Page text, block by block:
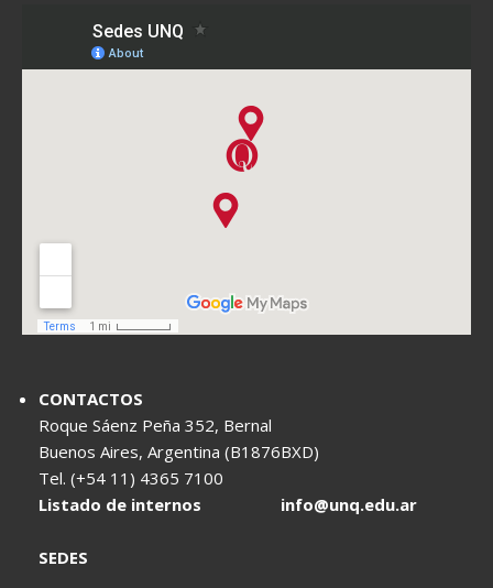
CONTACTOS
Roque Sáenz Peña 352, Bernal
Buenos Aires, Argentina (B1876BXD)
Tel. (+54 11) 4365 7100
Listado de internos
info@unq.edu.ar
SEDES